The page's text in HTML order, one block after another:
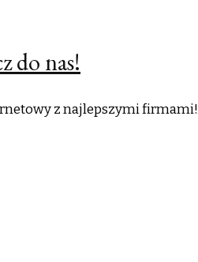
do nas!
z najlepszymi firmami!